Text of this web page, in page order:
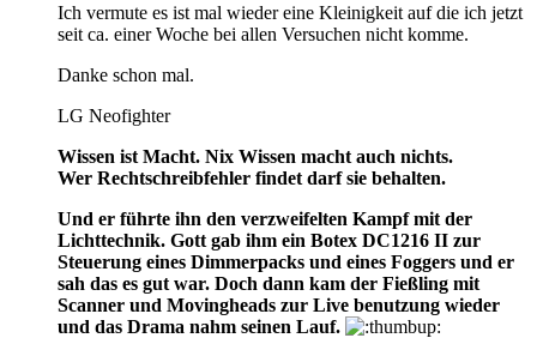
Ich vermute es ist mal wieder eine Kleinigkeit auf die ich jetzt
seit ca. einer Woche bei allen Versuchen nicht komme.
Danke schon mal.
LG Neofighter
Wissen ist Macht. Nix Wissen macht auch nichts.
Wer Rechtschreibfehler findet darf sie behalten.
Und er führte ihn den verzweifelten Kampf mit der
Lichttechnik. Gott gab ihm ein Botex DC1216 II zur
Steuerung eines Dimmerpacks und eines Foggers und er
sah das es gut war. Doch dann kam der Fießling mit
Scanner und Movingheads zur Live benutzung wieder
und das Drama nahm seinen Lauf.